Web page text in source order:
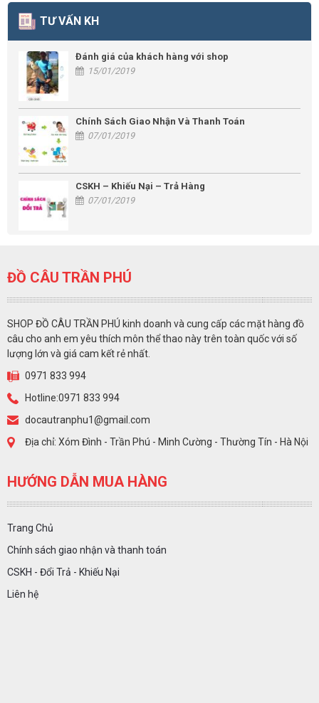
TƯ VẤN KH
Đánh giá của khách hàng với shop
15/01/2019
Chính Sách Giao Nhận Và Thanh Toán
07/01/2019
CSKH – Khiếu Nại – Trả Hàng
07/01/2019
ĐỒ CÂU TRẦN PHÚ
SHOP ĐỒ CÂU TRẦN PHÚ kinh doanh và cung cấp các mặt hàng đồ
câu cho anh em yêu thích môn thể thao này trên toàn quốc với số
lượng lớn và giá cam kết rẻ nhất.
0971 833 994
Hotline:0971 833 994
docautranphu1@gmail.com
Địa chỉ: Xóm Đình - Trần Phú - Minh Cường - Thường Tín - Hà Nội
HƯỚNG DẪN MUA HÀNG
Trang Chủ
Chính sách giao nhận và thanh toán
CSKH - Đổi Trả - Khiếu Nại
Liên hệ